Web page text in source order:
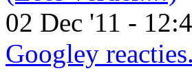
02 Dec '11 -
Googley